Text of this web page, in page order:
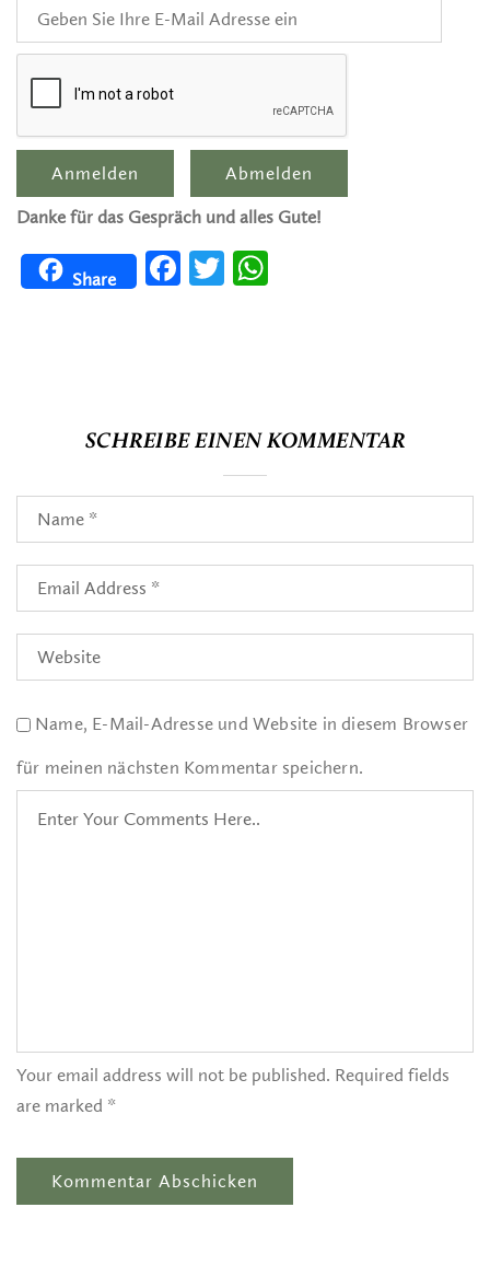
Danke für das Gespräch und alles Gute!
Share
FacebookTwitter
SCHREIBE EINEN KOMMENTAR
Name, E-Mail-Adresse und Website in diesem Browser
für meinen nächsten Kommentar speichern.
Your email address will not be published. Required fields
are marked *